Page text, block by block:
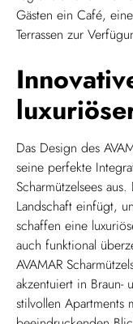
Gästen ein Café,
Terrassen zur
Das Design des
seine perfekte
Scharmützelsees
Landschaft einfügt,
schaffen eine
auch funktional
AVAMAR
akzentuiert in
stilvollen